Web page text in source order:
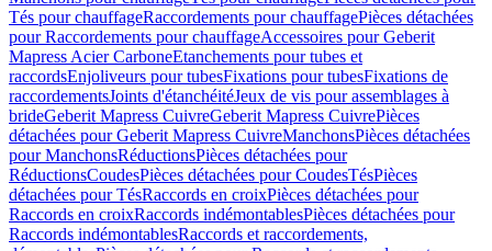
Tés pour chauffageRaccordements pour chauffagePièces détachées
pour Raccordements pour chauffageAccessoires pour Geberit
Mapress Acier CarboneEtanchements pour tubes et
raccordsEnjoliveurs pour tubesFixations pour tubesFixations de
raccordementsJoints d'étanchéitéJeux de vis pour assemblages à
brideGeberit Mapress CuivreGeberit Mapress CuivrePièces
détachées pour Geberit Mapress CuivreManchonsPièces détachées
pour ManchonsRéductionsPièces détachées pour
RéductionsCoudesPièces détachées pour CoudesTésPièces
détachées pour TésRaccords en croixPièces détachées pour
Raccords en croixRaccords indémontablesPièces détachées pour
Raccords indémontablesRaccords et raccordements,